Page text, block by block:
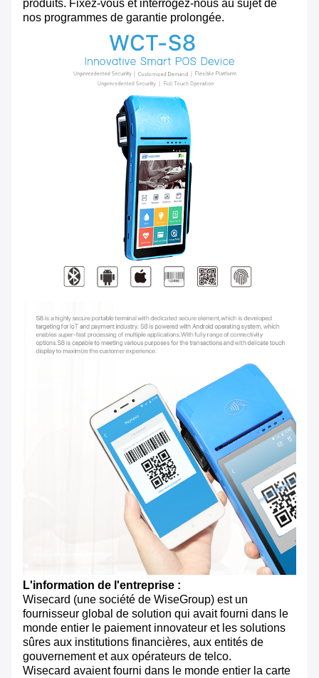
produits. Fixez-vous et interrogez-nous au sujet de
nos programmes de garantie prolongée.
L'information de l'entreprise :
Wisecard (une société de WiseGroup) est un
fournisseur global de solution qui avait fourni dans le
monde entier le paiement innovateur et les solutions
sûres aux institutions financières, aux entités de
gouvernement et aux opérateurs de telco.
Wisecard avaient fourni dans le monde entier la carte